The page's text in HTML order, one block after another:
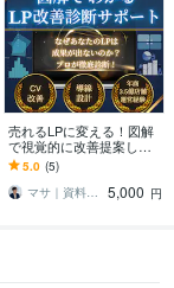
売れるLPに変える！図解
で視覚的に改善提案しま
す 5要素を診断｜図解で改
善点可視化｜提案資料に
も◎
5.0 (5)
マサ｜資料戦略・情報設計パートナー
5,000 円